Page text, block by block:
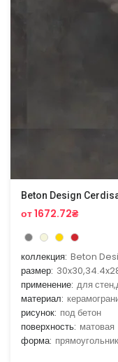
Beton Design
от 1672.72₴
коллекция: Beton
размер:
применение: для
материал:
рисунок: под бетон
поверхность: матовая
форма: